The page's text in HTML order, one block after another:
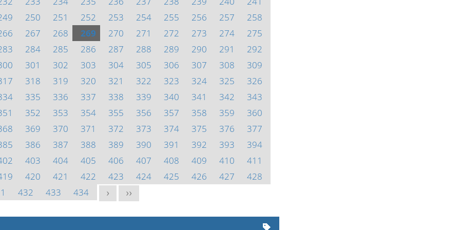
250 251 252 253 254 255 256 257
258
267 268 269 270 271 272 273 274
275
284 285 286 287 288 289 290 291
292
301 302 303 304 305 306 307 308
309
318 319 320 321 322 323 324 325
326
335 336 337 338 339 340 341 342
343
352 353 354 355 356 357 358 359
360
369 370 371 372 373 374 375 376
377
386 387 388 389 390 391 392 393
394
403 404 405 406 407 408 409 410
411
420 421 422 423 424 425 426 427
428
432 433 434 > >>